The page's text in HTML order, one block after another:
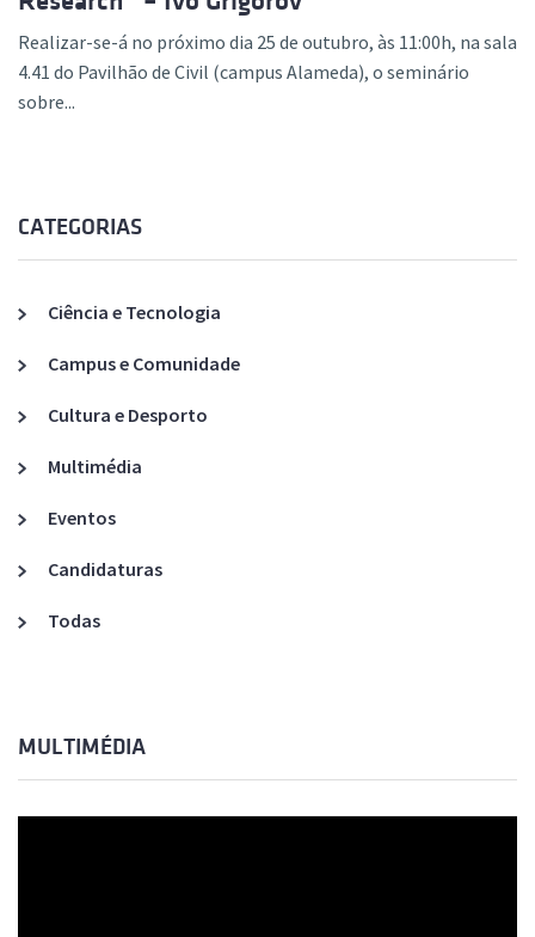
Realizar-se-á no próximo dia 25 de outubro, às 11:00h, na sala
4.41 do Pavilhão de Civil (campus Alameda), o seminário
sobre...
CATEGORIAS
Ciência e Tecnologia
Campus e Comunidade
Cultura e Desporto
Multimédia
Eventos
Candidaturas
Todas
MULTIMÉDIA